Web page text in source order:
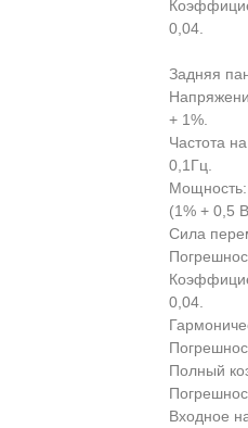
0,04.
Задняя
+ 1%.
Частота
0,1Гц.
(1% + 0,5
Сила
0,04.
Полный
Входное